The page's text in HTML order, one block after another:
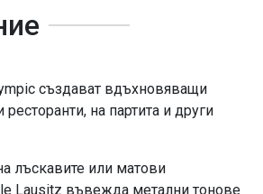
създават вдъхновяващи
на партита и други
лъскавите или матови
Lausitz въвежда метални тонове